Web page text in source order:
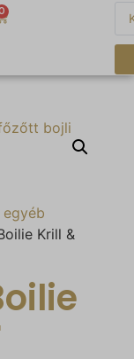
Krill &